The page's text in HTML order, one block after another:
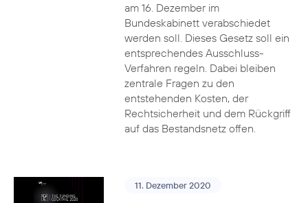
am 16. Dezember im
Bundeskabinett verabschiedet
werden soll. Dieses Gesetz soll ein
entsprechendes Ausschluss-
Verfahren regeln. Dabei bleiben
zentrale Fragen zu den
entstehenden Kosten, der
Rechtsicherheit und dem Rückgriff
auf das Bestandsnetz offen.
11. Dezember 2020